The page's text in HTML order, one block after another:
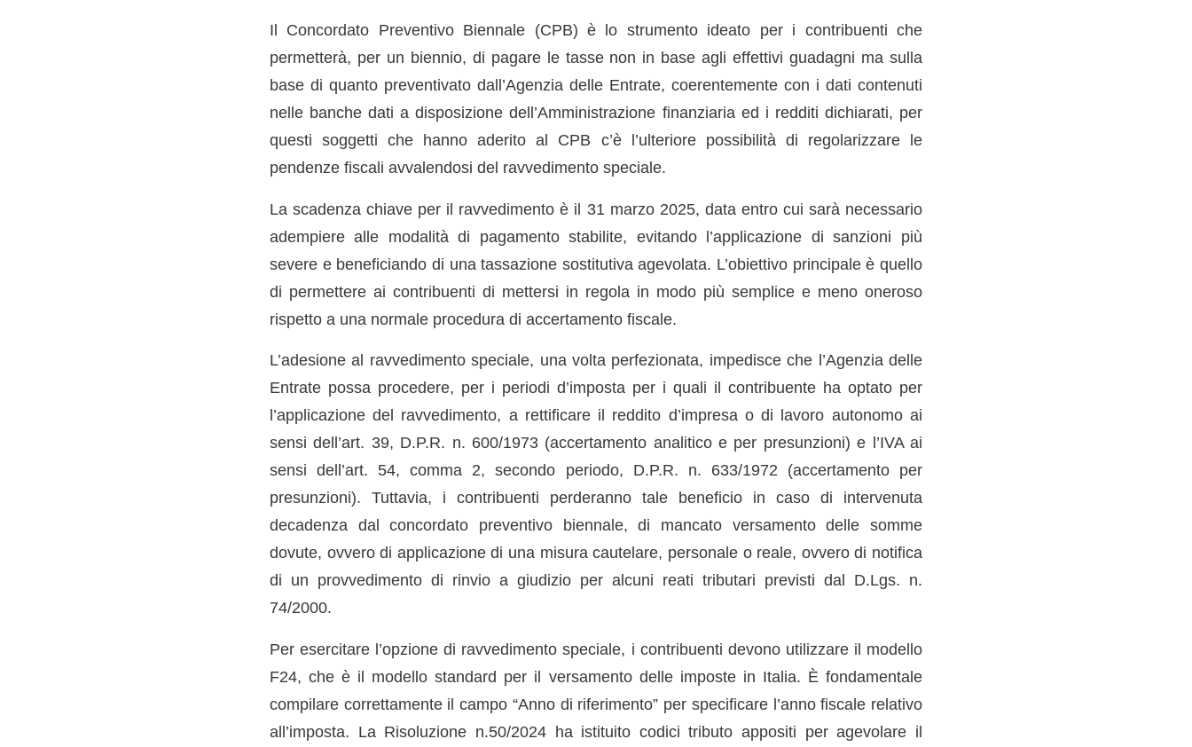
Il Concordato Preventivo Biennale (CPB) è lo strumento ideato per i contribuenti che
permetterà, per un biennio, di pagare le tasse non in base agli effettivi guadagni ma sulla
base di quanto preventivato dall’Agenzia delle Entrate, coerentemente con i dati contenuti
nelle banche dati a disposizione dell’Amministrazione finanziaria ed i redditi dichiarati, per
questi soggetti che hanno aderito al CPB c’è l’ulteriore possibilità di regolarizzare le
pendenze fiscali avvalendosi del ravvedimento speciale.
La scadenza chiave per il ravvedimento è il 31 marzo 2025, data entro cui sarà necessario
adempiere alle modalità di pagamento stabilite, evitando l’applicazione di sanzioni più
severe e beneficiando di una tassazione sostitutiva agevolata. L’obiettivo principale è quello
di permettere ai contribuenti di mettersi in regola in modo più semplice e meno oneroso
rispetto a una normale procedura di accertamento fiscale.
L’adesione al ravvedimento speciale, una volta perfezionata, impedisce che l’Agenzia delle
Entrate possa procedere, per i periodi d’imposta per i quali il contribuente ha optato per
l’applicazione del ravvedimento, a rettificare il reddito d’impresa o di lavoro autonomo ai
sensi dell’art. 39, D.P.R. n. 600/1973 (accertamento analitico e per presunzioni) e l’IVA ai
sensi dell’art. 54, comma 2, secondo periodo, D.P.R. n. 633/1972 (accertamento per
presunzioni). Tuttavia, i contribuenti perderanno tale beneficio in caso di intervenuta
decadenza dal concordato preventivo biennale, di mancato versamento delle somme
dovute, ovvero di applicazione di una misura cautelare, personale o reale, ovvero di notifica
di un provvedimento di rinvio a giudizio per alcuni reati tributari previsti dal D.Lgs. n.
74/2000.
Per esercitare l’opzione di ravvedimento speciale, i contribuenti devono utilizzare il modello
F24, che è il modello standard per il versamento delle imposte in Italia. È fondamentale
compilare correttamente il campo “Anno di riferimento” per specificare l’anno fiscale relativo
all’imposta. La Risoluzione n.50/2024 ha istituito codici tributo appositi per agevolare il